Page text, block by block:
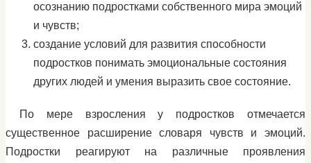
осознанию подростками собственного мира эмоций
и чувств;
создание условий для развития способности
подростков понимать эмоциональные состояния
других людей и умения выразить свое состояние.
По мере взросления у подростков отмечается
существенное расширение словаря чувств и эмоций.
Подростки реагируют на различные проявления